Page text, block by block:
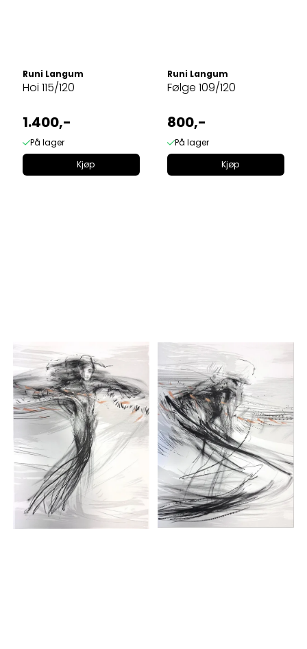
Runi Langum
Hoi 115/120
1.400,-
På lager
Kjøp
Runi Langum
Følge 109/120
800,-
På lager
Kjøp